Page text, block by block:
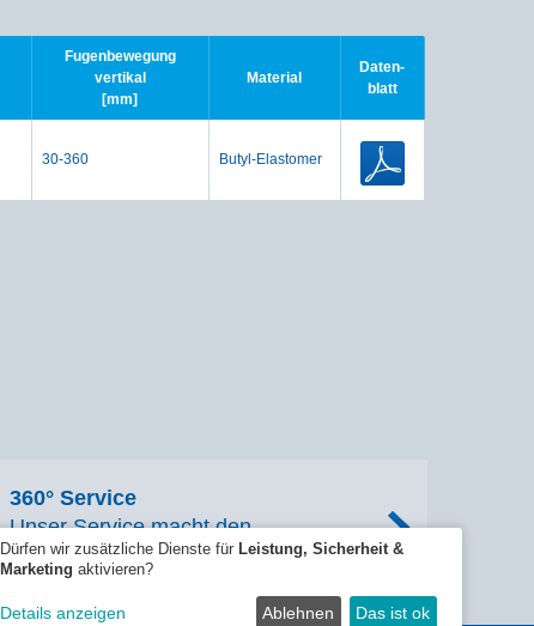
Fugenbewegung
vertikal
[mm]
Material
Daten-
blatt
30-360 Butyl-Elastomer
Sehen
360° Service
Unser Service macht den
Unterschied
Dürfen wir zusätzliche Dienste für Leistung, Sicherheit &
Marketing aktivieren?
Details anzeigen Ablehnen Das ist ok